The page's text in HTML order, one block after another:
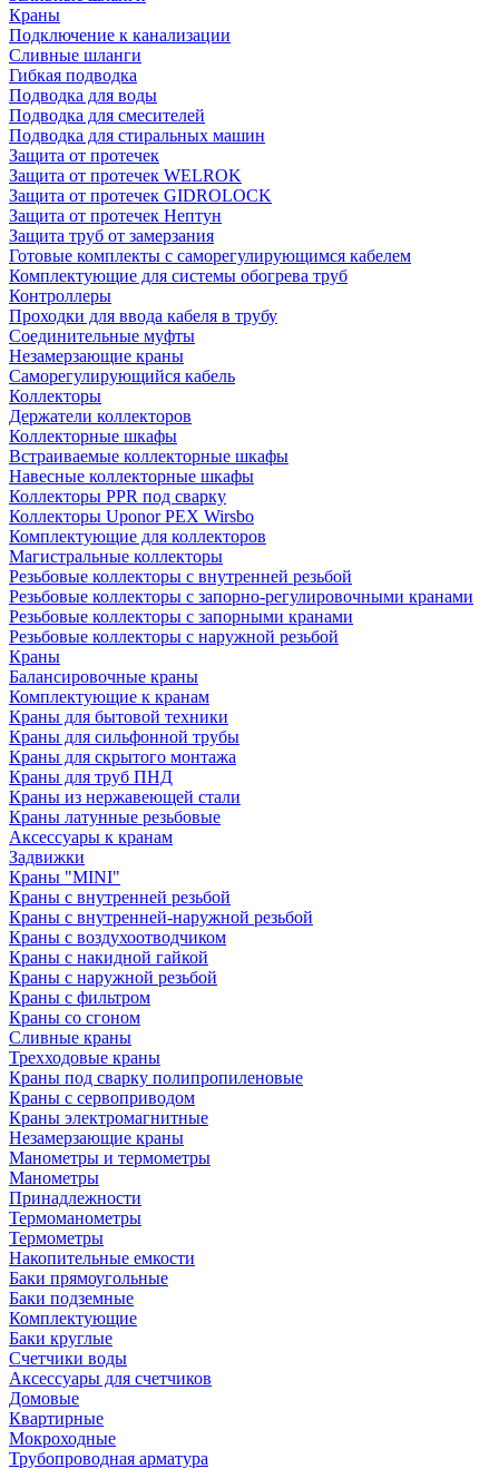
Краны
Подключение к канализации
Сливные шланги
Гибкая подводка
Подводка для воды
Подводка для смесителей
Подводка для стиральных машин
Защита от протечек
Защита от протечек WELROK
Защита от протечек GIDROLOCK
Защита от протечек Нептун
Защита труб от замерзания
Готовые комплекты с саморегулирующимся кабелем
Комплектующие для системы обогрева труб
Контроллеры
Проходки для ввода кабеля в трубу
Соединительные муфты
Незамерзающие краны
Саморегулирующийся кабель
Коллекторы
Держатели коллекторов
Коллекторные шкафы
Встраиваемые коллекторные шкафы
Навесные коллекторные шкафы
Коллекторы PPR под сварку
Коллекторы Uponor PEX Wirsbo
Комплектующие для коллекторов
Магистральные коллекторы
Резьбовые коллекторы с внутренней резьбой
Резьбовые коллекторы с запорно-регулировочными кранами
Резьбовые коллекторы с запорными кранами
Резьбовые коллекторы с наружной резьбой
Краны
Балансировочные краны
Комплектующие к кранам
Краны для бытовой техники
Краны для сильфонной трубы
Краны для скрытого монтажа
Краны для труб ПНД
Краны из нержавеющей стали
Краны латунные резьбовые
Аксессуары к кранам
Задвижки
Краны "MINI"
Краны с внутренней резьбой
Краны с внутренней-наружной резьбой
Краны с воздухоотводчиком
Краны с накидной гайкой
Краны с наружной резьбой
Краны с фильтром
Краны со сгоном
Сливные краны
Трехходовые краны
Краны под сварку полипропиленовые
Краны с сервоприводом
Краны электромагнитные
Незамерзающие краны
Манометры и термометры
Манометры
Принадлежности
Термоманометры
Термометры
Накопительные емкости
Баки прямоугольные
Баки подземные
Комплектующие
Баки круглые
Счетчики воды
Аксессуары для счетчиков
Домовые
Квартирные
Мокроходные
Трубопроводная арматура